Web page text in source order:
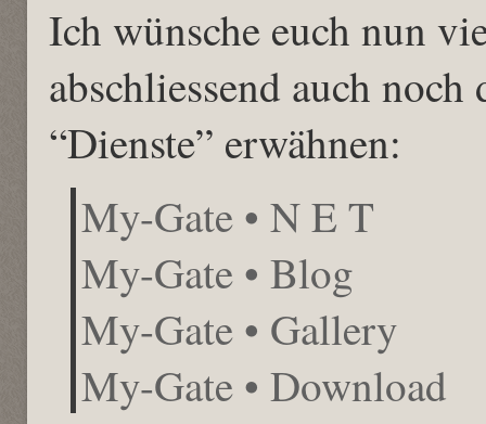
Ich wünsche euch nun
abschliessend auch
“Dienste” erwähnen:
My-Gate • N E T
My-Gate • Blog
My-Gate • Gallery
My-Gate • Download